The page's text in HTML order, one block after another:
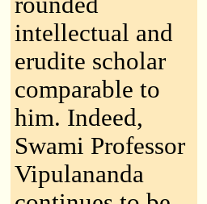
intellectual and
erudite scholar
comparable to
him. Indeed,
Swami Professor
Vipulananda